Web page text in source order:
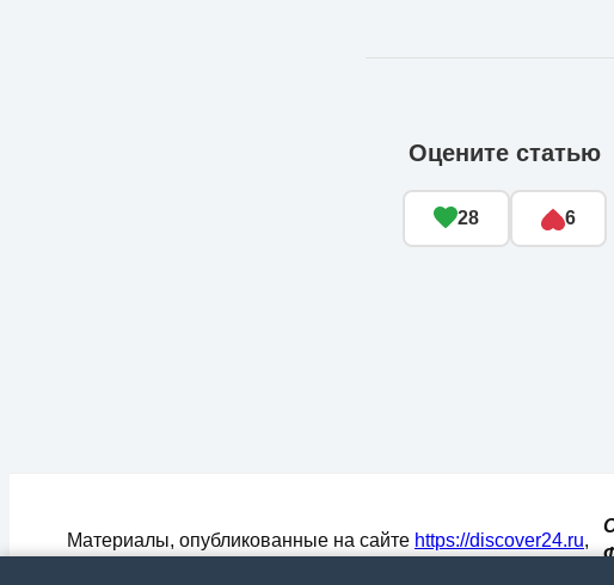
Оцените статью
28 6
Материалы, опубликованные на сайте https://discover24.ru,